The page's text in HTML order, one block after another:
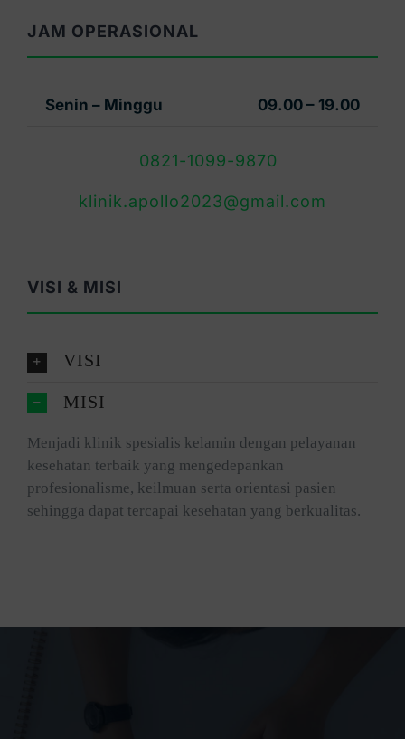
JAM OPERASIONAL
Senin – Minggu 09.00 – 19.00
0821-1099-9870
klinik.apollo2023@gmail.com
VISI & MISI
VISI
MISI
Menjadi klinik spesialis kelamin dengan pelayanan
kesehatan terbaik yang mengedepankan
profesionalisme, keilmuan serta orientasi pasien
sehingga dapat tercapai kesehatan yang berkualitas.